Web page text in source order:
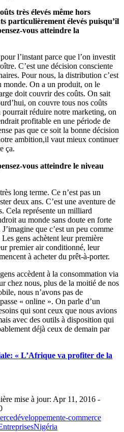
très élevés même hors
particulièrement élevés puisqu’il
vous atteindre la
l’instant parce que l’on investit
C’est une décision consciente
Pour nous, la distribution c’est
monde. On a un produit, on le
doit couvrir des coûts. On sait
on couvre tous nos coûts
réduire notre marketing, on
profitable en une période de
pas que ce soit la bonne décision
ambition,il vaut mieux continuer
ça.
vous atteindre le niveau
long terme. Ce n’est pas un
deux ans. C’est une aventure de
Cela représente un milliard
au monde sans doute en forte
que c’est un peu comme
gens achètent leur première
premier air conditionné, leur
à acheter du prêt-à-porter.
accèdent à la consommation via
chez nous, plus de la moitié de nos
nous n’avons pas de
« online ». On parle d’un
qui sont ceux que nous avions
avec des outils à disposition qui
déjà ceux de demain par
« L’Afrique va profiter de la
mise à jour: Apr 11, 2016 -
développemente-commerce
Nigéria